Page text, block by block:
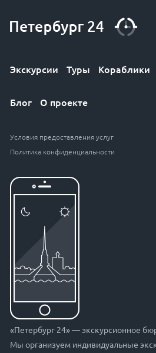
Экскурсии Туры Кораблики
Блог О проекте
Условия предоставления услуг
Политика конфиденциальности
«Петербург 24» — экскурсионное
Мы организуем индивидуальные